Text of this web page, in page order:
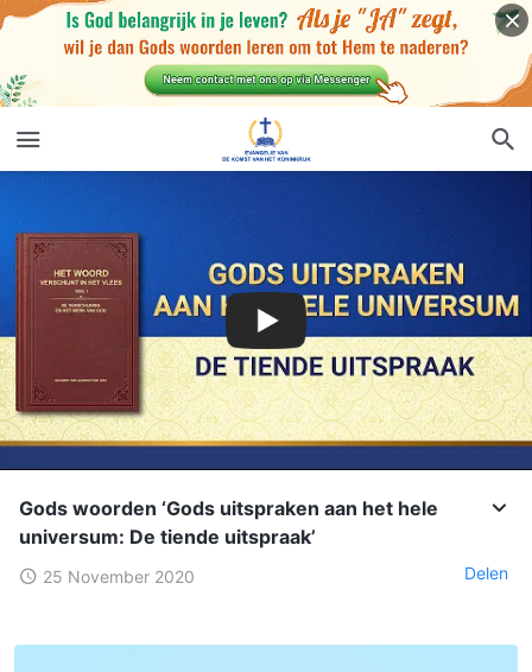
Gods woorden ‘Gods uitspraken aan het hele
universum: De tiende uitspraak’
25 November 2020 Delen